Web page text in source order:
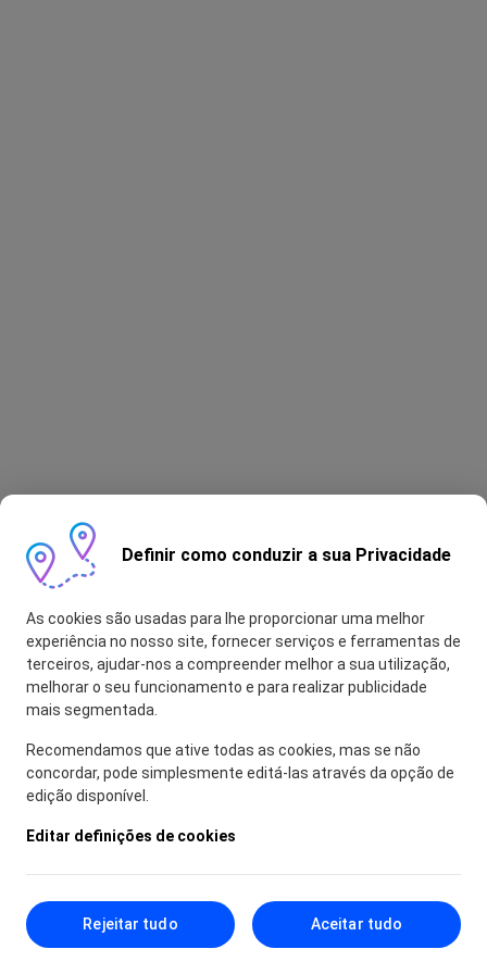
Definir como conduzir a sua Privacidade
As cookies são usadas para lhe proporcionar uma melhor
experiência no nosso site, fornecer serviços e ferramentas de
terceiros, ajudar-nos a compreender melhor a sua utilização,
melhorar o seu funcionamento e para realizar publicidade
mais segmentada.
Recomendamos que ative todas as cookies, mas se não
concordar, pode simplesmente editá-las através da opção de
edição disponível.
Editar definições de cookies
Rejeitar tudo Aceitar tudo